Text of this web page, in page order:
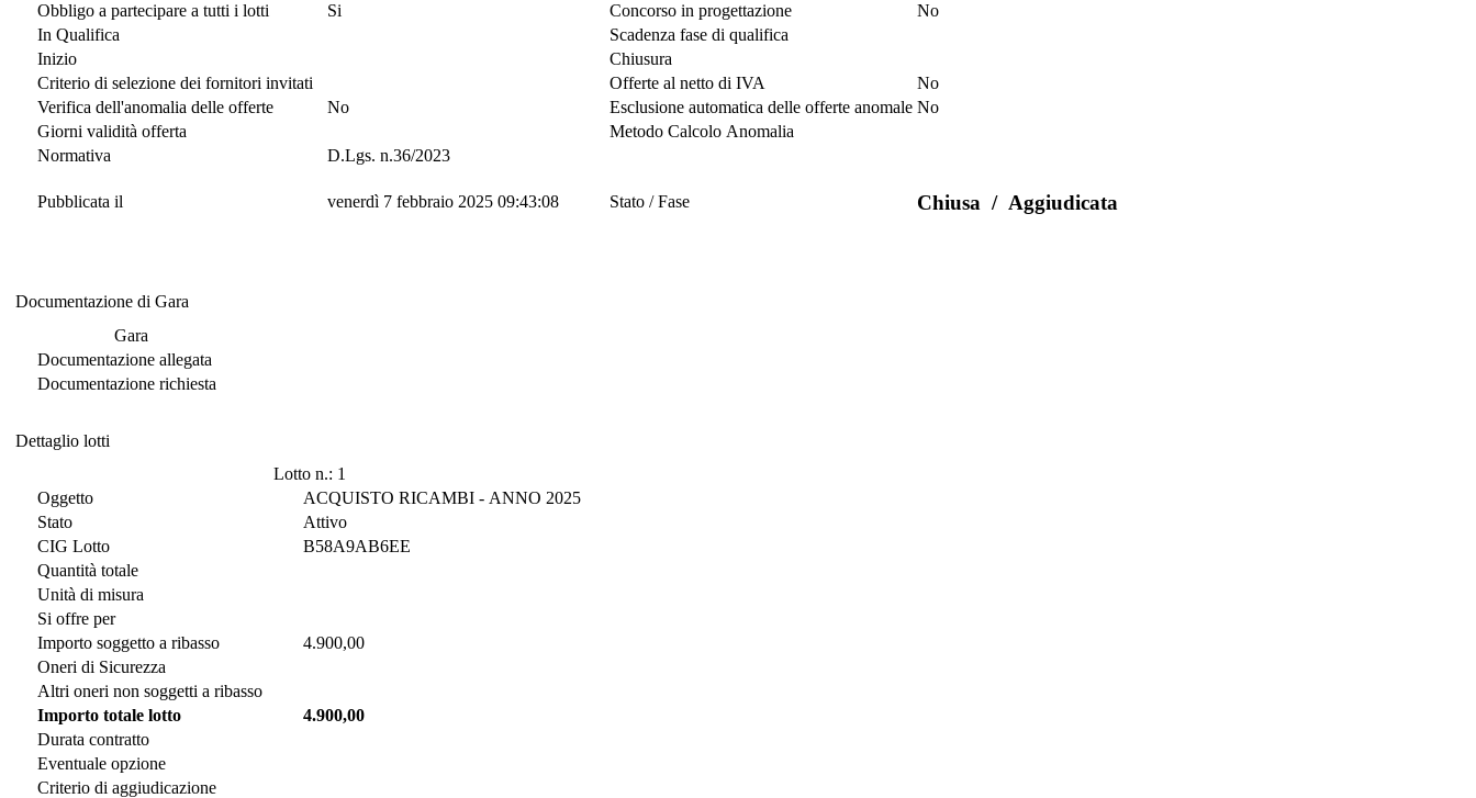
Obbligo a partecipare a tutti i lotti
Si Concorso in progettazione
No
In Qualifica
Scadenza fase di qualifica
Inizio
Chiusura
Criterio di selezione dei fornitori invitati
Offerte al netto di IVA
No
Verifica dell'anomalia delle offerte
No Esclusione automatica delle offerte anomale No
Giorni validità offerta
Metodo Calcolo Anomalia
Normativa
D.Lgs. n.36/2023
Pubblicata il venerdì 7 febbraio 2025 09:43:08 Stato / Fase Chiusa / Aggiudicata
Documentazione di Gara
Gara
Documentazione allegata
Documentazione richiesta
Dettaglio lotti
Lotto n.: 1
Oggetto
ACQUISTO RICAMBI - ANNO 2025
Stato
Attivo
CIG Lotto
B58A9AB6EE
Quantità totale
Unità di misura
Si offre per
Importo soggetto a ribasso
4.900,00
Oneri di Sicurezza
Altri oneri non soggetti a ribasso
Importo totale lotto
4.900,00
Durata contratto
Eventuale opzione
Criterio di aggiudicazione